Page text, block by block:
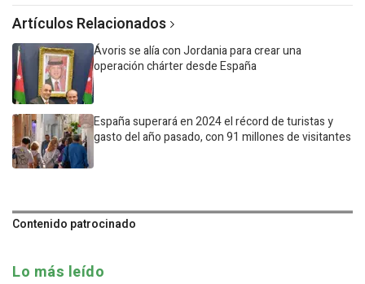
Artículos Relacionados
Ávoris se alía con Jordania para crear una
operación chárter desde España
España superará en 2024 el récord de turistas y
gasto del año pasado, con 91 millones de visitantes
Contenido patrocinado
Lo más leído